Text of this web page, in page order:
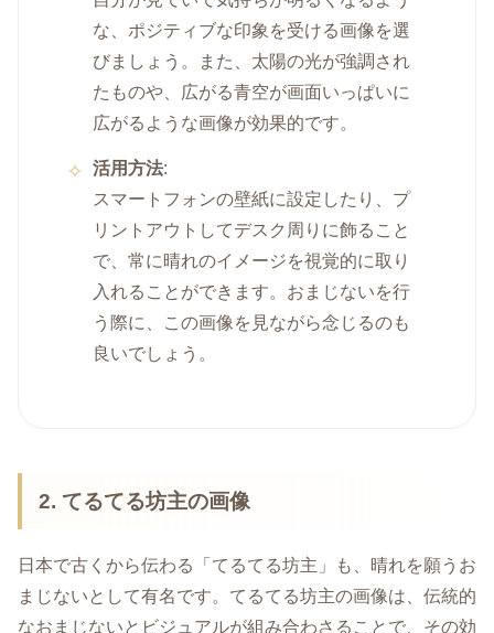
な、ポジティブな印象を受ける画像を選
びましょう。また、太陽の光が強調され
たものや、広がる青空が画面いっぱいに
広がるような画像が効果的です。
活用方法:
スマートフォンの壁紙に設定したり、プ
リントアウトしてデスク周りに飾ること
で、常に晴れのイメージを視覚的に取り
入れることができます。おまじないを行
う際に、この画像を見ながら念じるのも
良いでしょう。
2. てるてる坊主の画像
日本で古くから伝わる「てるてる坊主」も、晴れを願うお
まじないとして有名です。てるてる坊主の画像は、伝統的
なおまじないとビジュアルが組み合わさることで、その効